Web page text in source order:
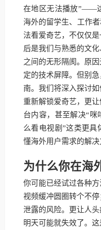
在地区无法播放”——
海外的留学生、工作
法看爱奇艺，不仅仅
后是我们与熟悉的文
之间的无形隔阂。原
定的技术屏障。但别
南。我们将深入探讨
重新解锁爱奇艺，更
台内容，甚至解决“咪
么看电视剧”这类更具
懂海外用户需求的解决
为什么你在海
你可能已经试过各种
视频缓冲圆圈转个不
泄露的风险。更让人
明天可能就失效了。